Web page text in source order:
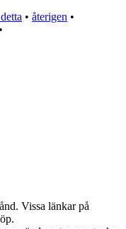
• återigen •
•
Vissa länkar på